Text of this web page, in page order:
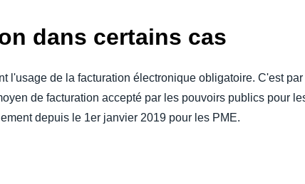
dans certains cas
l'usage de la facturation électronique obligatoire. C'est
de facturation accepté par les pouvoirs publics pour
depuis le 1er janvier 2019 pour les PME.